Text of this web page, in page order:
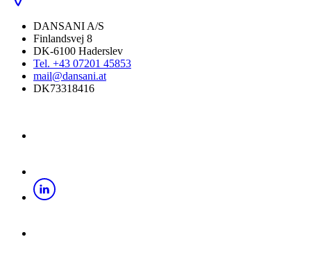
DANSANI A/S
Finlandsvej 8
DK-6100 Haderslev
Tel. +43 07201 45853
mail@dansani.at
DK73318416